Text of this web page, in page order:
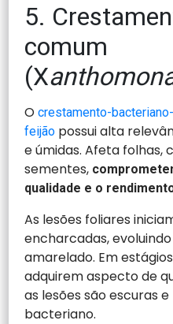
5.
comum
(X
Ocrestamento-
feijão possui alta
e úmidas. Afeta folhas,
sementes,
qualidade e o
As lesões foliares
encharcadas,
amarelado. Em
adquirem aspecto de
as lesões são escuras
bacteriano.